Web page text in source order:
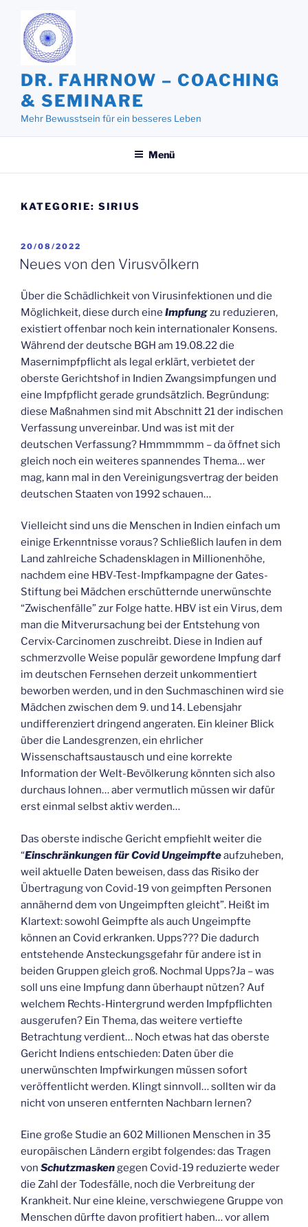
Inhalt
springen
DR. FAHRNOW – COACHING
& SEMINARE
Mehr Bewusstsein für ein besseres Leben
Menü
KATEGORIE: SIRIUS
VERÖFFENTLICHT
AM
20/08/2022
Neues von den Virusvölkern
Über die Schädlichkeit von Virusinfektionen und die
Möglichkeit, diese durch eine Impfungzu reduzieren,
existiert offenbar noch kein internationaler Konsens.
Während der deutsche BGH am 19.08.22 die
Masernimpfpflicht als legal erklärt, verbietet der
oberste Gerichtshof in Indien Zwangsimpfungen und
eine Impfpflicht gerade grundsätzlich. Begründung:
diese Maßnahmen sind mit Abschnitt 21 der indischen
Verfassung unvereinbar. Und was ist mit der
deutschen Verfassung? Hmmmmmm – da öffnet sich
gleich noch ein weiteres spannendes Thema… wer
mag, kann mal in den Vereinigungsvertrag der beiden
deutschen Staaten von 1992 schauen…
Vielleicht sind uns die Menschen in Indien einfach um
einige Erkenntnisse voraus? Schließlich laufen in dem
Land zahlreiche Schadensklagen in Millionenhöhe,
nachdem eine HBV-Test-Impfkampagne der Gates-
Stiftung bei Mädchen erschütternde unerwünschte
“Zwischenfälle” zur Folge hatte. HBV ist ein Virus, dem
man die Mitverursachung bei der Entstehung von
Cervix-Carcinomen zuschreibt. Diese in Indien auf
schmerzvolle Weise populär gewordene Impfung darf
im deutschen Fernsehen derzeit unkommentiert
beworben werden, und in den Suchmaschinen wird sie
Mädchen zwischen dem 9. und 14. Lebensjahr
undifferenziert dringend angeraten. Ein kleiner Blick
über die Landesgrenzen, ein ehrlicher
Wissenschaftsaustausch und eine korrekte
Information der Welt-Bevölkerung könnten sich also
durchaus lohnen… aber vermutlich müssen wir dafür
erst einmal selbst aktiv werden…
Das oberste indische Gericht empfiehlt weiter die
“Einschränkungen für Covid Ungeimpfteaufzuheben,
weil aktuelle Daten beweisen, dass das Risiko der
Übertragung von Covid-19 von geimpften Personen
annähernd dem von Ungeimpften gleicht”. Heißt im
Klartext: sowohl Geimpfte als auch Ungeimpfte
können an Covid erkranken. Upps??? Die dadurch
entstehende Ansteckungsgefahr für andere ist in
beiden Gruppen gleich groß. Nochmal Upps?Ja – was
soll uns eine Impfung dann überhaupt nützen? Auf
welchem Rechts-Hintergrund werden Impfpflichten
ausgerufen? Ein Thema, das weitere vertiefte
Betrachtung verdient… Noch etwas hat das oberste
Gericht Indiens entschieden: Daten über die
unerwünschten Impfwirkungen müssen sofort
veröffentlicht werden. Klingt sinnvoll… sollten wir da
nicht von unseren entfernten Nachbarn lernen?
Eine große Studie an 602 Millionen Menschen in 35
europäischen Ländern ergibt folgendes: das Tragen
von Schutzmaskengegen Covid-19 reduzierte weder
die Zahl der Todesfälle, noch die Verbreitung der
Krankheit. Nur eine kleine, verschwiegene Gruppe von
Menschen dürfte davon profitiert haben… vor allem